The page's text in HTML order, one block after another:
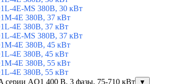
4E-MS 380В, 30 кВт
4E 380В, 37 кВт
4E 380В, 37 кВт
4E-MS 380В, 37 кВт
4E 380В, 45 кВт
4E 380В, 45 кВт
4E 380В, 55 кВт
4E 380В, 55 кВт
серии AQ1 400 В, 3 фазы, 75-710 кВт
▼